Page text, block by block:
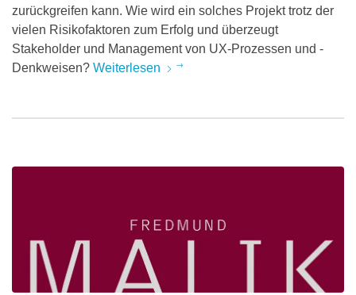
zurückgreifen kann. Wie wird ein solches Projekt trotz der
vielen Risikofaktoren zum Erfolg und überzeugt
Stakeholder und Management von UX-Prozessen und -
Denkweisen? Weiterlesen